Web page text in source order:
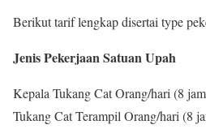
Berikut tarif lengkap disertai type
Jenis Pekerjaan Satuan Upah
Kepala Tukang Cat Orang/hari (8
Tukang Cat Terampil Orang/hari (8